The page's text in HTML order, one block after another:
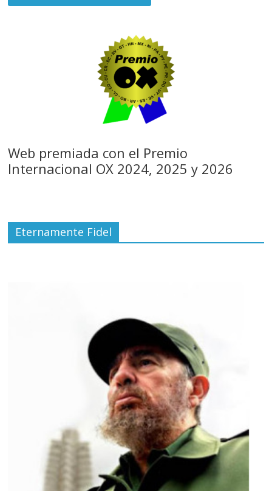
Web premiada con el Premio
Internacional OX 2024, 2025 y 2026
Eternamente Fidel